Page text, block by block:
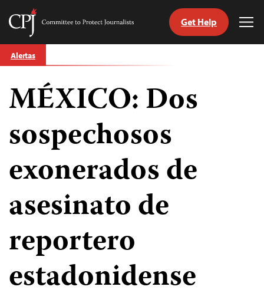
Skip
to
Committee
Journalists
Get Help
Alertas
MÉXICO: Dos
sospechosos
exonerados de
asesinato de
reportero
estadonidense